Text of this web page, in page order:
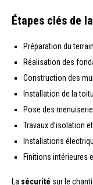
Étapes clés de
Préparation du
Réalisation des
Construction des
Installation de la
Pose des
Travaux d’isolation
Installations
Finitions intérieures
La sécurité sur le